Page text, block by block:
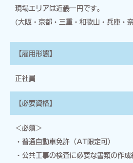
現場エリアは近畿一円です。
(大阪・京都・三重・和歌山・兵庫・
【雇用形態】
正社員
【必要資格】
＜必須＞
・普通自動車免許（AT限定可）
・公共工事の検査に必要な書類の作成